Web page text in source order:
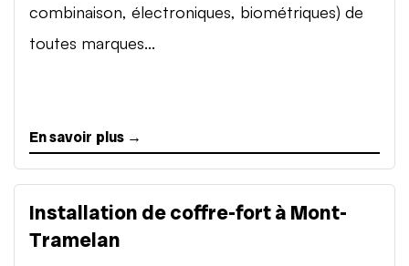
combinaison, électroniques, biométriques) de
toutes marques...
En savoir plus →
Installation de coffre-fort à Mont-
Tramelan